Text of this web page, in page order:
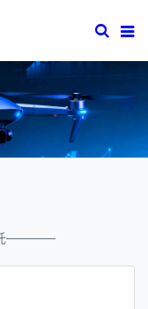
数据合规
托————